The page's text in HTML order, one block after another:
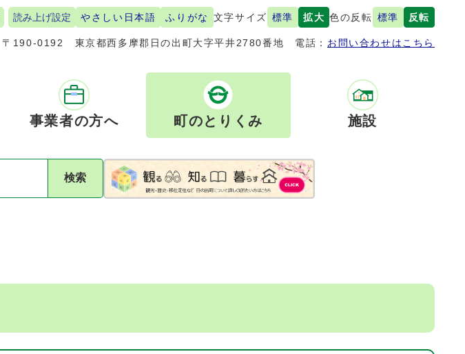
読み上げ設定 やさしい日本語 ふりがな 文字サイズ 標準 拡大 色の反転 標準 反転
〒190-0192 東京都西多摩郡日の出町大字平井2780番地 電話： お問い合わせはこちら
事業者の方へ 町のとりくみ 施設
検索